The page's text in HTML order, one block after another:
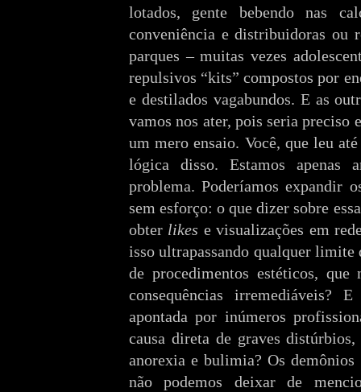
lotados, gente bebendo nas
conveniência e distribuidoras ou
parques – muitas vezes
repulsivos “kits” compostos por
e destilados vagabundos. E as
vamos nos ater, pois seria preciso
um mero ensaio. Você, que leu
lógica disso. Estamos apenas
problema. Poderíamos expandir
sem esforço: o que dizer sobre
obter likes e visualizações em
isso ultrapassando qualquer limite
de procedimentos estéticos, que
consequências irremediáveis?
apontada por inúmeros
causa direta de graves distúrbios,
anorexia e bulimia? Os
não podemos deixar de